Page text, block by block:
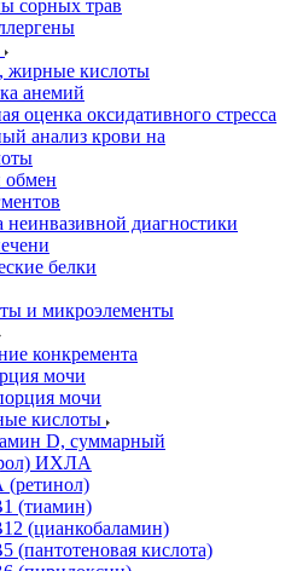
сорных трав
жирные кислоты
анемий
оценка оксидативного стресса
анализ крови на
диагностики
белки
и микроэлементы
конкремента
мочи
мочи
кислоты
D, суммарный
ИХЛА
(тиамин)
(цианкобаламин)
(пантотеновая кислота)